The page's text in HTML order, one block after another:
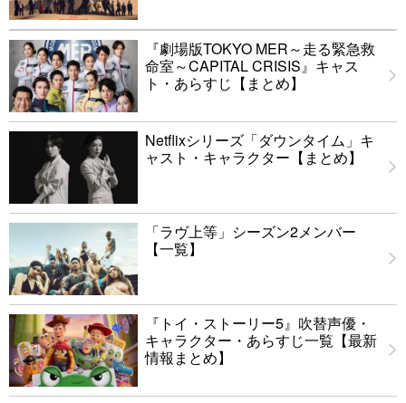
『劇場版TOKYO MER～走る緊急救
命室～CAPITAL CRISIS』キャス
ト・あらすじ【まとめ】
Netflixシリーズ「ダウンタイム」キ
ャスト・キャラクター【まとめ】
「ラヴ上等」シーズン2メンバー
【一覧】
『トイ・ストーリー5』吹替声優・
キャラクター・あらすじ一覧【最新
情報まとめ】